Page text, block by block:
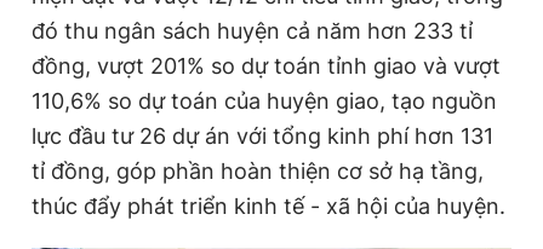
Theo dõi báo trên
Hotline
0906 645 777
Liên hệ quảng cáo
0908 780 404
Đặt báo Quảng cáo RSS Tòa soạn Chính sách bảo
đó thu ngân sách huyện cả năm hơn 233 tỉ
đồng, vượt 201% so dự toán tỉnh giao và vượt
110,6% so dự toán của huyện giao, tạo nguồn
lực đầu tư 26 dự án với tổng kinh phí hơn 131
tỉ đồng, góp phần hoàn thiện cơ sở hạ tầng,
thúc đẩy phát triển kinh tế - xã hội của huyện.